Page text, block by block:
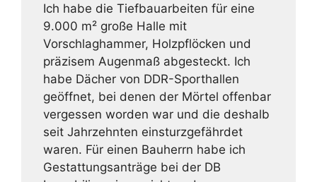
Ich habe die Tiefbauarbeiten für eine
9.000 m² große Halle mit
Vorschlaghammer, Holzpflöcken und
präzisem Augenmaß abgesteckt. Ich
habe Dächer von DDR-Sporthallen
geöffnet, bei denen der Mörtel offenbar
vergessen worden war und die deshalb
seit Jahrzehnten einsturzgefährdet
waren. Für einen Bauherrn habe ich
Gestattungsanträge bei der DB